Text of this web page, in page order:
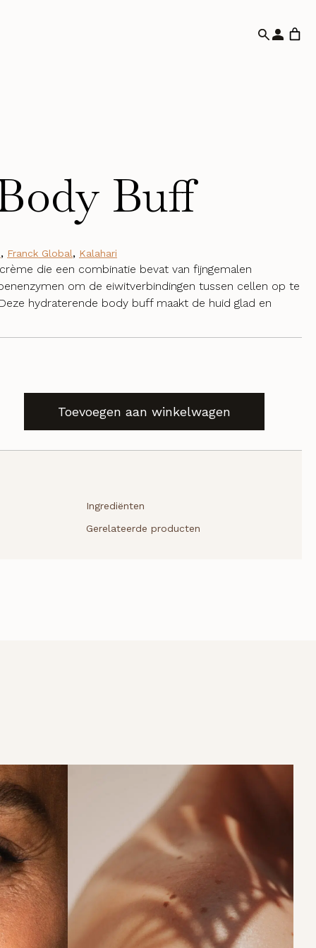
Buff
Ingrediënten
Gerelateerde producten
die een combinatie bevat van fijngemalen
om de eiwitverbindingen tussen cellen op te
hydraterende body buff maakt de huid glad en
Toevoegen aan winkelwagen
, Franck Global, Kalahari